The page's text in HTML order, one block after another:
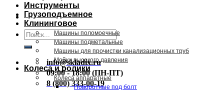
Искать:
info@skladix.ru
09:00 - 18:00 (ПН-ПТ)
8 (800) 333-00-19
Инструменты
Грузоподъемное
Клининговое
Машины поломоечные
Машины подметальные
Машины для прочистки канализационных труб
Мойки высокого давления
Колеса и ролики
Колеса аппаратные
Поворотные под болт